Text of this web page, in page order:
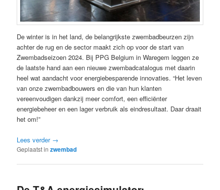
De winter is in het land, de belangrijkste zwembadbeurzen zijn
achter de rug en de sector maakt zich op voor de start van
Zwembadseizoen 2024. Bij PPG Belgium in Waregem leggen ze
de laatste hand aan een nieuwe zwembadcatalogus met daarin
heel wat aandacht voor energiebesparende innovaties. “Het leven
van onze zwembadbouwers en die van hun klanten
vereenvoudigen dankzij meer comfort, een efficiënter
energiebeheer en een lager verbruik als eindresultaat. Daar draait
het om!”
Lees verder →
Geplaatst in zwembad